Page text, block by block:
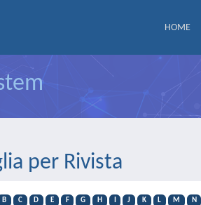
HOME
per Rivista
B C D E F G H J K L M N